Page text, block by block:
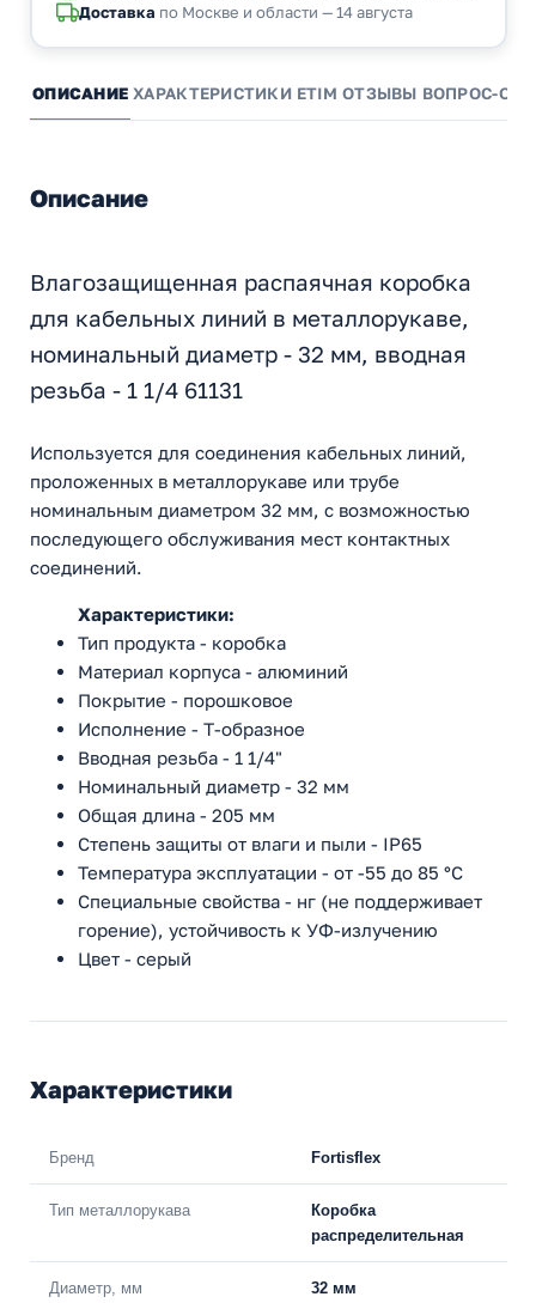
Доставка по Москве и области — 14 августа
ОПИСАНИЕ ХАРАКТЕРИСТИКИ ETIM ОТЗЫВЫ ВОПРОС-
Описание
Влагозащищенная распаячная коробка
для кабельных линий в металлорукаве,
номинальный диаметр - 32 мм, вводная
резьба - 1 1/4 61131
Используется для соединения кабельных линий,
проложенных в металлорукаве или трубе
номинальным диаметром 32 мм, с возможностью
последующего обслуживания мест контактных
соединений.
Характеристики:
Тип продукта - коробка
Материал корпуса - алюминий
Покрытие - порошковое
Исполнение - Т-образное
Вводная резьба - 1 1/4"
Номинальный диаметр - 32 мм
Общая длина - 205 мм
Степень защиты от влаги и пыли - IP65
Температура эксплуатации - от -55 до 85 °С
Специальные свойства - нг (не поддерживает
горение), устойчивость к УФ-излучению
Цвет - серый
Характеристики
Бренд Fortisflex
Тип металлорукава
Коробка
распределительная
Диаметр, мм 32 мм